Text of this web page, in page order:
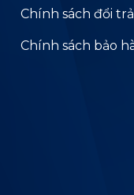
Chính sách đổi trả
Chính sách bảo